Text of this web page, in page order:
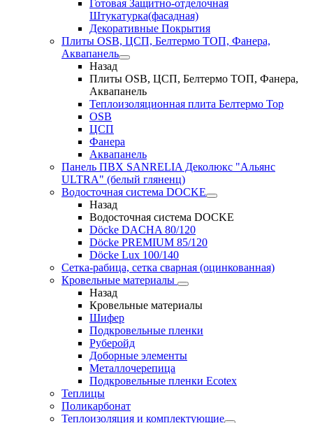
Готовая Защитно-отделочная
Штукатурка(фасадная)
Декоративные Покрытия
Плиты OSB, ЦСП, Белтермо ТОП, Фанера,
Аквапанель
Назад
Плиты OSB, ЦСП, Белтермо ТОП, Фанера,
Аквапанель
Теплоизоляционная плита Белтермо Top
OSB
ЦСП
Фанера
Аквапанель
Панель ПВХ SANRELIA Деколюкс "Альянс
ULTRA" (белый гляненц)
Водосточная система DOCKE
Назад
Водосточная система DOCKE
Döсkе DACHA 80/120
Döcke PREMIUM 85/120
Döсkе Luх 100/140
Сетка-рабица, сетка сварная (оцинкованная)
Кровельные материалы
Назад
Кровельные материалы
Шифер
Подкровельные пленки
Руберойд
Доборные элементы
Металлочерепица
Подкровельные пленки Ecotex
Теплицы
Поликарбонат
Теплоизоляция и комплектующие